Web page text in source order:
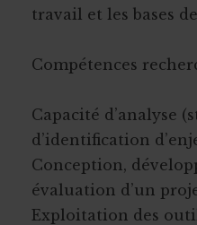
travail et les bases
Compétences
Capacité d’analyse
d’identification
Conception,
évaluation d’un
Exploitation des